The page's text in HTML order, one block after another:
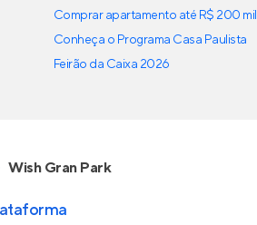
Comprar apartamento até R$ 200 mil
Conheça o Programa Casa Paulista
Feirão da Caixa 2026
Wish Gran Park